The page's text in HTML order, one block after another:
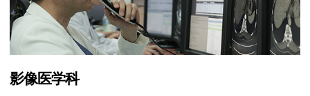
影像医学科